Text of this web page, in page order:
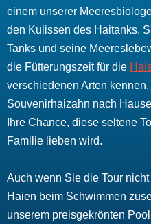
einem unserer
den Kulissen des Haitanks.
Tanks und seine
die Fütterungszeit für die
verschiedenen Arten
Souvenirhaizahn nach
Ihre Chance, diese seltene
Familie lieben wird.
Auch wenn Sie die Tour
Haien beim Schwimmen
unserem preisgekrönten